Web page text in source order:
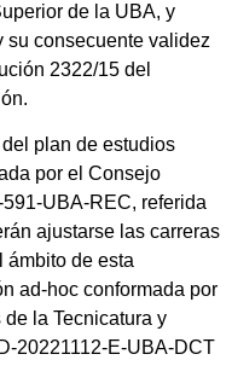
de la UBA, y
su consecuente validez
2322/15 del
plan de estudios
por el Consejo
UBA-REC, referida
ajustarse las carreras
ámbito de esta
ad-hoc conformada por
la Tecnicatura y
20221112-E-UBA-DCT